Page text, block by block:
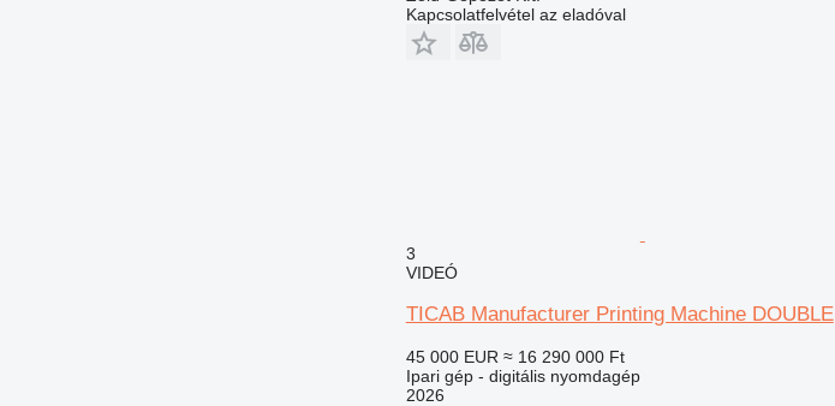
Kapcsolatfelvétel az eladóval
3
VIDEÓ
TICAB Manufacturer Printing Machine DOUBLE
45 000 EUR ≈ 16 290 000 Ft
Ipari gép - digitális nyomdagép
2026